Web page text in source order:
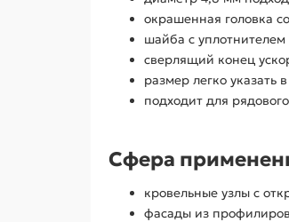
окрашенная головка
шайба с
сверлящий конец
размер легко
подходит для
Сфера
кровельные узлы с
фасады из